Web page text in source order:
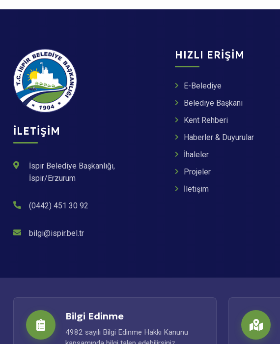
İLETIŞIM
İspir Belediye Başkanlığı,
İspir/Erzurum
(0442) 451 30 92
bilgi@ispir.bel.tr
HIZLI ERIŞIM
E-Belediye
Belediye Başkanı
Kent Rehberi
Haberler & Duyurular
İhaleler
Projeler
İletişim
Bilgi Edinme
4982 sayılı Bilgi Edinme Hakkı Kanunu